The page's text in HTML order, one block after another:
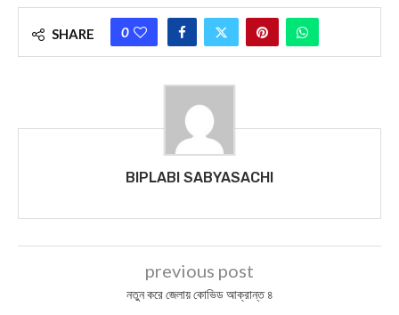
SHARE 0
BIPLABI SABYASACHI
previous post
নতুন করে জেলায় কোভিড আক্রান্ত ৪